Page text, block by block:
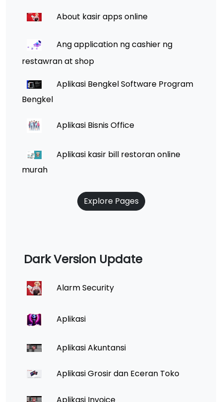
About kasir apps online
Ang application ng cashier ng
restawran at shop
Aplikasi Bengkel Software Program
Bengkel
Aplikasi Bisnis Office
Aplikasi kasir bill restoran online
murah
Explore Pages
Dark Version Update
Alarm Security
Aplikasi
Aplikasi Akuntansi
Aplikasi Grosir dan Eceran Toko